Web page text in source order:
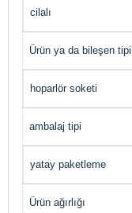
cilalı
Ürün ya da bileşen tipi
hoparlör soketi
ambalaj tipi
yatay paketleme
Ürün ağırlığı